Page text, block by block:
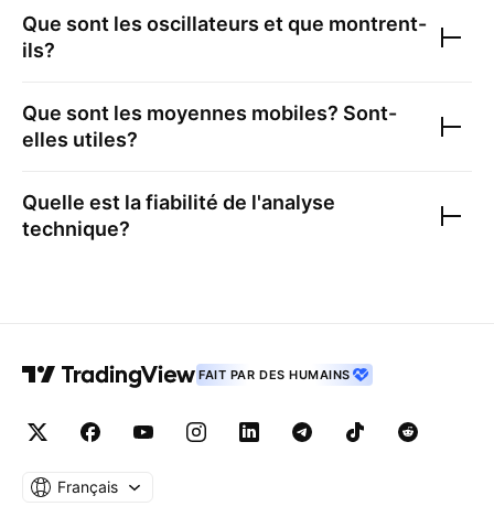
Que sont les oscillateurs et que montrent-
ils?
Que sont les moyennes mobiles? Sont-
elles utiles?
Quelle est la fiabilité de l'analyse
technique?
FAIT PAR DES HUMAINS
Français